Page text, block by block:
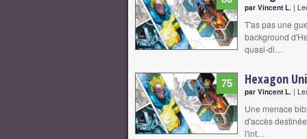
par Vincent L. |
T'as pas une
background
quasi-di…
75 Hexagon
par Vincent L. |
Une menace
d'accès
l'int…